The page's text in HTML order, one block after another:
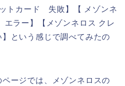
ットカード 失敗】【 メゾンネ
ラー】【メゾンネロス クレ
という感じで調べてみたの
ージでは、メゾンネロスの